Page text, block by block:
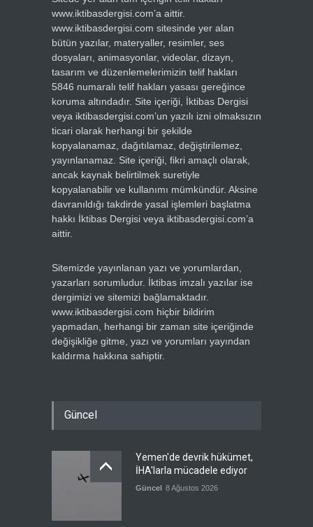
www.iktibasdergisi.com’a aittir.
www.iktibasdergisi.com sitesinde yer alan
bütün yazılar, materyaller, resimler, ses
dosyaları, animasyonlar, videolar, dizayn,
tasarım ve düzenlemelerimizin telif hakları
5846 numaralı telif hakları yasası gereğince
koruma altındadır. Site içeriği, İktibas Dergisi
veya iktibasdergisi.com’un yazılı izni olmaksızın
ticari olarak herhangi bir şekilde
kopyalanamaz, dağıtılamaz, değiştirilemez,
yayınlanamaz. Site içeriği, fikri amaçlı olarak,
ancak kaynak belirtilmek suretiyle
kopyalanabilir ve kullanımı mümkündür. Aksine
davranıldığı takdirde yasal işlemleri başlatma
hakkı İktibas Dergisi veya iktibasdergisi.com’a
aittir.
Sitemizde yayınlanan yazı ve yorumlardan,
yazarları sorumludur. İktibas imzalı yazılar ise
dergimizi ve sitemizi bağlamaktadır.
www.iktibasdergisi.com hiçbir bildirim
yapmadan, herhangi bir zaman site içeriğinde
değişikliğe gitme, yazı ve yorumları yayından
kaldırma hakkına sahiptir.
Güncel
Yemen'de devrik hükümet,
İHA'larla mücadele ediyor
Güncel 8 Ağustos 2026